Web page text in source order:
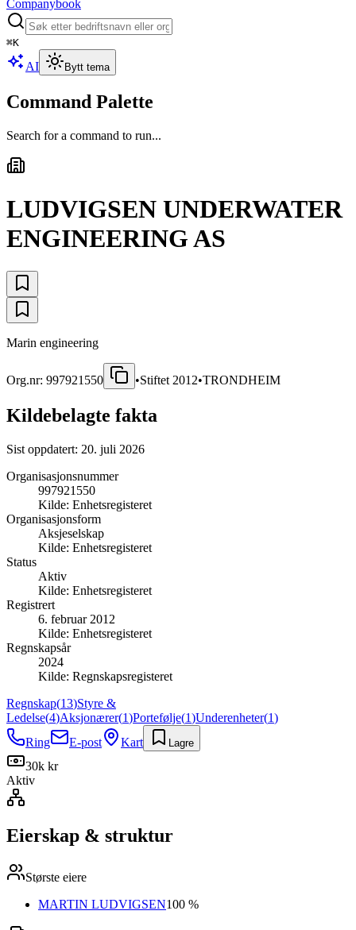
Companybook
⌘K
AI Bytt tema
Command Palette
Search for a command to run...
LUDVIGSEN UNDERWATER
ENGINEERING AS
Marin engineering
Org.nr: 997921550 •Stiftet 2012•TRONDHEIM
Kildebelagte fakta
Sist oppdatert: 20. juli 2026
Organisasjonsnummer
997921550
Kilde: Enhetsregisteret
Organisasjonsform
Aksjeselskap
Kilde: Enhetsregisteret
Status
Aktiv
Kilde: Enhetsregisteret
Registrert
6. februar 2012
Kilde: Enhetsregisteret
Regnskapsår
2024
Kilde: Regnskapsregisteret
Regnskap(13)Styre &
Ledelse(4)Aksjonærer(1)Portefølje(1)Underenheter(1)
Ring
E-post Kart Lagre
30k kr
Aktiv
Eierskap & struktur
Største eiere
MARTIN LUDVIGSEN100 %